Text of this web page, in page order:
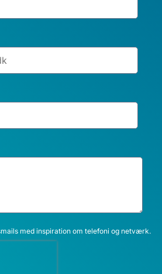
med inspiration om telefoni og netværk.